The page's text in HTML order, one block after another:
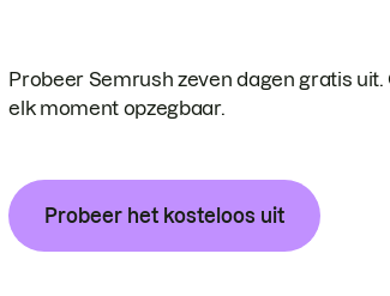
Probeer Semrush zeven dagen gratis uit.
elk moment opzegbaar.
Probeer het kosteloos uit